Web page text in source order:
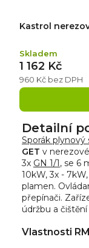
Kastrol
Skladem
960 Kč bez DPH
1 162 Kč
Detailní
Sporák plynový
GET v
3x GN 1/1, se 6
10kW, 3x -
plamen.
přepínači.
údržbu a
Vlastnosti